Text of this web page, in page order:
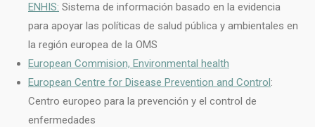
ENHIS: Sistema de información basado en la evidencia
para apoyar las políticas de salud pública y ambientales en
la región europea de la OMS
European Commision, Environmental health
European Centre for Disease Prevention and Control:
Centro europeo para la prevención y el control de
enfermedades